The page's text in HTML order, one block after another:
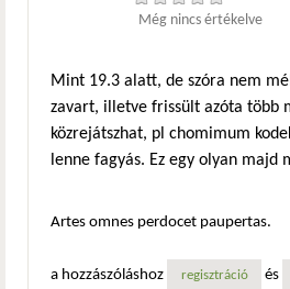
Még nincs értékelve
Mint 19.3 alatt, de szóra nem
zavart, illetve frissült azóta több
közrejátszhat, pl chomimum
lenne fagyás. Ez egy olyan majd
Artes omnes perdocet paupertas.
a hozzászóláshoz regisztráció és